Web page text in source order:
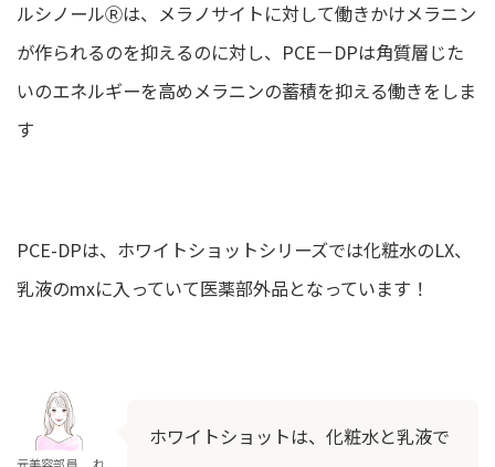
ルシノールⓇは、メラノサイトに対して働きかけメラニン
が作られるのを抑えるのに対し、PCE－DPは角質層じた
いのエネルギーを高めメラニンの蓄積を抑える働きをしま
す
PCE-DPは、ホワイトショットシリーズでは化粧水のLX、
乳液のmxに入っていて医薬部外品となっています！
ホワイトショットは、化粧水と乳液で